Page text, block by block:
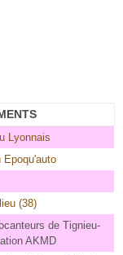
Lyonnais
Epoqu'auto
(38)
de Tignieu-
AKMD